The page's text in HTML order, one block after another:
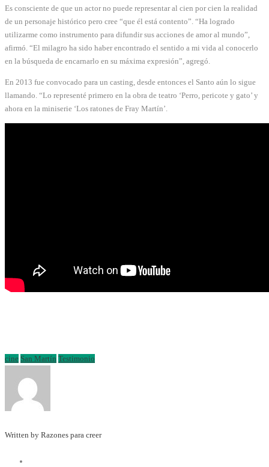
Es consciente de que un actor no puede representar al cien por cien la realidad
de un personaje histórico pero cree “que él está contento”. “Ha logrado
utilizarme como instrumento para difundir sus acciones de amor al mundo”,
afirmó. “El milagro ha sido haber encontrado el sentido a mi vida al conocerlo
en la búsqueda de encarnarlo en su máxima expresión”, agregó.
En 2013 fue convocado para un casting, desde entonces el Santo aún lo sigue
llamando. “Lo representé primero en la obra de teatro ‘Perro, pericote y gato’ y
ahora en la miniserie ‘Los ratones de Fray Martín’.
cine San Martín Testimonio
Written by Razones para creer